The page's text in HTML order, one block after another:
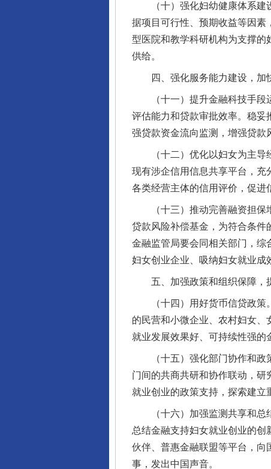
（十）强化妇幼健康体系建设
据项目可行性、预期收益等因素
型医院和教学科研机构为支撑的
供给。
四、强化服务能力建设，加
（十一）提升金融科技手段运
评估能力和贷款审批效率。稳妥
强贷款资金流向监测，增强贷款
（十二）优化以妇女为主导经
现有涉企信用信息共享平台，充
各类经营主体的信用评价，促进
（十三）推动完善融资担保增
贷款风险补偿基金，为符合条件
金融监管局要会同相关部门，综
妇女创业企业、吸纳妇女就业成
五、加强政策和组织保障，
（十四）用好货币信贷政策。
的民营和小微企业、农村妇女
就业发展效果好、可持续性强的
（十五）强化部门协作和政策
门间的共商共研和协作联动，
就业创业的政策支持，探索建立
（十六）加强监测共享和总结
总结金融支持妇女就业创业的
伙伴、普惠金融联盟等平台，向
事，发出中国声音。
完善运行机制助力责任有效落